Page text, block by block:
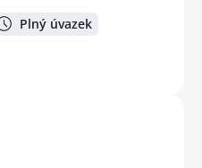
Plný úvazek